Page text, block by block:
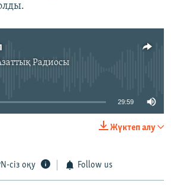
Радиосы
source currently available
29:59
Жүктеп алу
сіз оқу Follow us